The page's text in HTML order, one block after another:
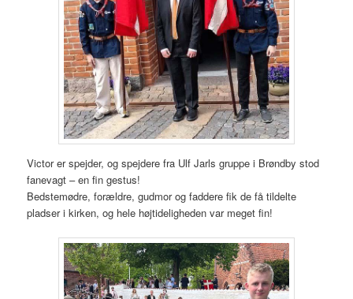
Victor er spejder, og spejdere fra Ulf Jarls gruppe i Brøndby stod
fanevagt – en fin gestus!
Bedstemødre, forældre, gudmor og faddere fik de få tildelte
pladser i kirken, og hele højtideligheden var meget fin!